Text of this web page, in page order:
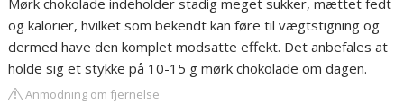
Mørk chokolade indeholder stadig meget sukker, mættet fedt
og kalorier, hvilket som bekendt kan føre til vægtstigning og
dermed have den komplet modsatte effekt. Det anbefales at
holde sig et stykke på 10-15 g mørk chokolade om dagen.
Anmodning om fjernelse